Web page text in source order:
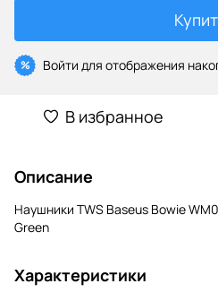
% Войти для отображения
В избранное
Описание
Наушники TWS Baseus Bowie
Green
Характеристики